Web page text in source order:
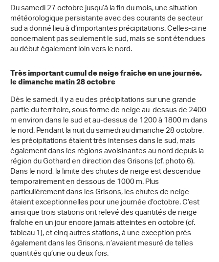
Du samedi 27 octobre jusqu’à la fin du mois, une situation
météorologique persistante avec des courants de secteur
sud a donné lieu à d’importantes précipitations. Celles-ci ne
concernaient pas seulement le sud, mais se sont étendues
au début également loin vers le nord.
Très important cumul de neige fraîche en une journée,
le dimanche matin 28 octobre
Dès le samedi, il y a eu des précipitations sur une grande
partie du territoire, sous forme de neige au-dessus de 2400
m environ dans le sud et au-dessus de 1200 à 1800 m dans
le nord. Pendant la nuit du samedi au dimanche 28 octobre,
les précipitations étaient très intenses dans le sud, mais
également dans les régions avoisinantes au nord depuis la
région du Gothard en direction des Grisons (cf. photo 6).
Dans le nord, la limite des chutes de neige est descendue
temporairement en dessous de 1000 m. Plus
particulièrement dans les Grisons, les chutes de neige
étaient exceptionnelles pour une journée d’octobre. C’est
ainsi que trois stations ont relevé des quantités de neige
fraîche en un jour encore jamais atteintes en octobre (cf.
tableau 1), et cinq autres stations, à une exception près
également dans les Grisons, n’avaient mesuré de telles
quantités qu’une ou deux fois.